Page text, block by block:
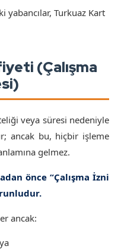
yabancılar, Turkuaz Kart
(Çalışma
veya süresi nedeniyle
ancak bu, hiçbir işleme
gelmez.
önce “Çalışma İzni
ancak: